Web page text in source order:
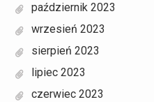
październik 2023
wrzesień 2023
sierpień 2023
lipiec 2023
czerwiec 2023